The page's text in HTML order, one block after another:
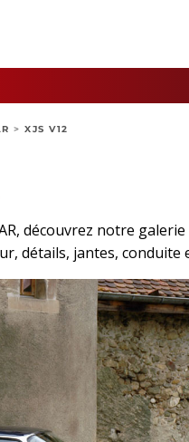
> XJS V12
découvrez notre
détails, jantes, conduite